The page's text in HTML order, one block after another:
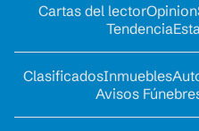
Cartas del lectorOpinion
Tendencia
ClasificadosInmuebles
Avisos